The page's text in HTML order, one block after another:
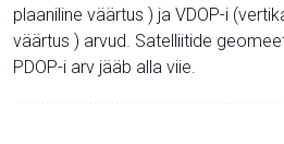
plaaniline väärtus ) ja VDOP-i
väärtus ) arvud. Satelliitide
PDOP-i arv jääb alla viie.